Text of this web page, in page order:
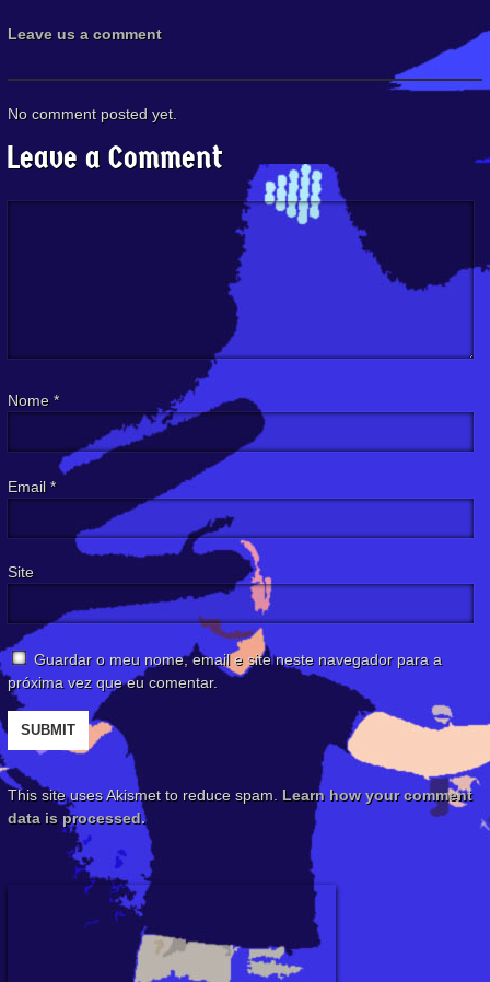
Leave us a comment
No comment posted yet.
Leave a Comment
Nome *
Email *
Site
Guardar o meu nome, email e site neste navegador para a
próxima vez que eu comentar.
This site uses Akismet to reduce spam. Learn how your comment
data is processed.